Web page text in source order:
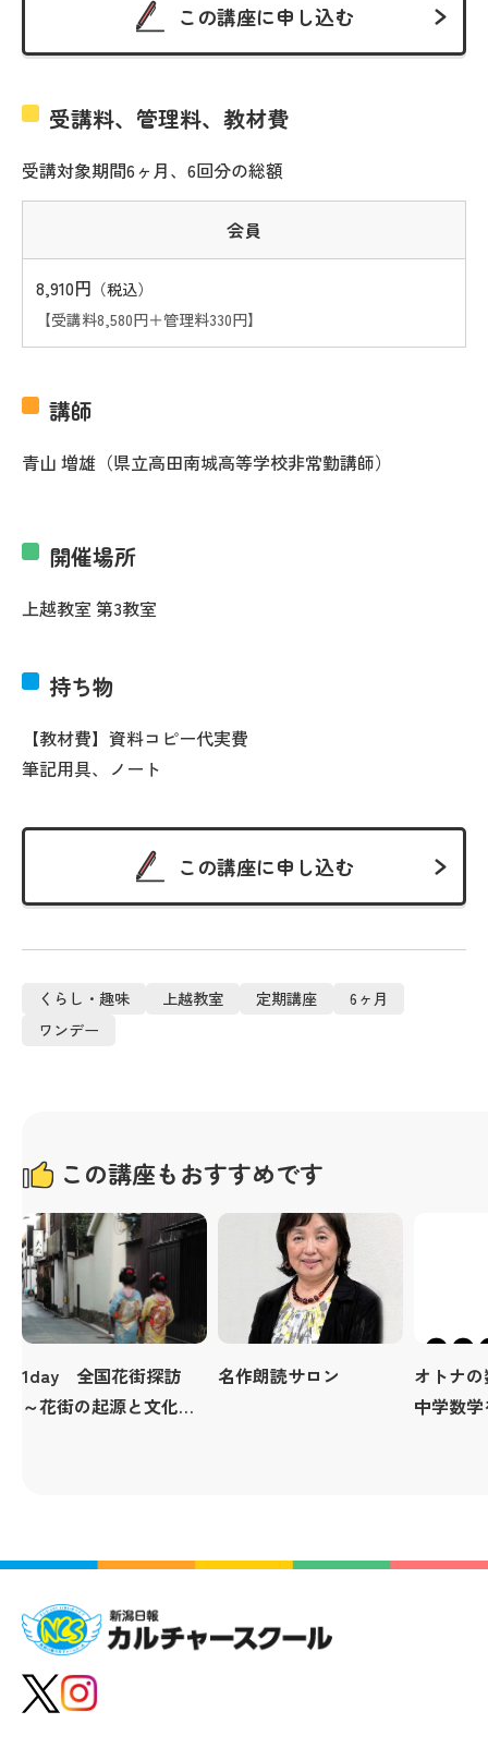
この講座に申し込む
受講料、管理料、教材費
受講対象期間6ヶ月、6回分の総額
会員
8,910円 （税込）
【受講料8,580円＋管理料330円】
講師
青山 増雄（県立高田南城高等学校非常勤講師）
開催場所
上越教室 第3教室
持ち物
【教材費】資料コピー代実費
筆記用具、ノート
この講座に申し込む
くらし・趣味 上越教室 定期講座
6ヶ月
ワンデー
この講座もおすすめです
1day 全国花街探訪
～花街の起源と文化財
名作朗読サロン
オトナ
中学数